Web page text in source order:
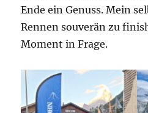
Ende ein Genuss. Mein
Rennen souverän zu
Moment in Frage.